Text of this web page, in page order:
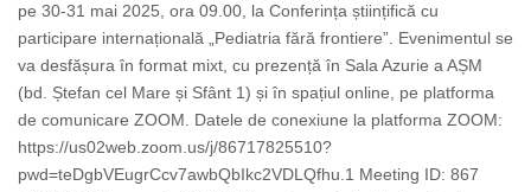
pe 30-31 mai 2025, ora 09.00, la Conferința științifică cu
participare internațională „Pediatria fără frontiere”. Evenimentul se
va desfășura în format mixt, cu prezență în Sala Azurie a AȘM
(bd. Ștefan cel Mare și Sfânt 1) și în spațiul online, pe platforma
de comunicare ZOOM. Datele de conexiune la platforma ZOOM:
https://us02web.zoom.us/j/86717825510?
pwd=teDgbVEugrCcv7awbQbIkc2VDLQfhu.1 Meeting ID: 867